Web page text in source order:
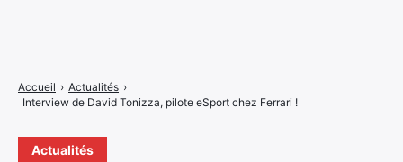
Actualités
Accueil › Actualités ›
Interview de David Tonizza, pilote eSport chez Ferrari !